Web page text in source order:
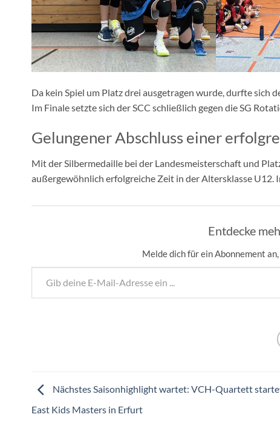
Da kein Spiel um Platz drei ausgetragen wurde, durfte sich
Im Finale setzte sich der SCC schließlich gegen die SG
Gelungener Abschluss einer
Mit der Silbermedaille bei der Landesmeisterschaft und
außergewöhnlich erfolgreiche Zeit in der Altersklasse U12.
Entdecke
Melde dich für ein Abonnement
Gib deine E-Mail-Adresse ein ...
Nächstes Saisonhighlight wartet: VCH-Quartett
East Kids Masters in Erfurt